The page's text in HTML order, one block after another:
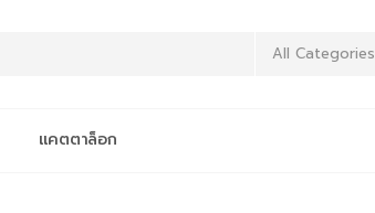
All Categories
แคตตาล็อก